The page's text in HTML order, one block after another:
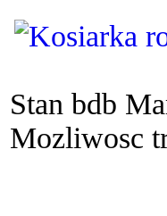
Stan bdb
Mozliwosc